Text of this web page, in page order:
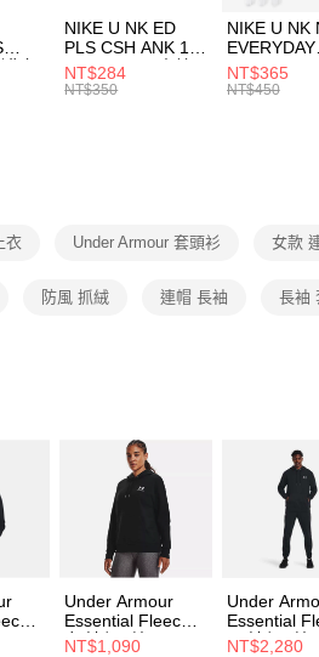
３．收到繳費通知簡訊後14天內，點
／ATM／網路銀行／等多元方式進行
※ 請注意：結帳手續完成當下不需立
絡購買商品的店家。未經商家同意取
先享後付繳納相關費用。
交易，需依本服務之必要範圍內提供
２．關於個人資料處理事宜，請瀏覽以
結果請求用戶進行身份認證。
５．嚴禁一人註冊多個帳號或使用他
形，恩沛科技股份有限公司將有權停
付款後門市自取
每筆NT$100，滿NT$1,500(含以
包
NIKE U NK ED
PLS CSH ANK 1P
144 DBL 男 中統
襪 DH4058104
NT$284
NT$350
NIKE U NK
EVERYDAY
ESSENTIAL
男女 短統襪
NT$365
NT$450
衣 Under Armour 套頭衫 女款
防風 抓絨 連帽 長袖 長袖
Under Armour
Essential Fleece
女 連帽T恤
NT$1,090
Under
Essential
男 連帽T恤
NT$2,280